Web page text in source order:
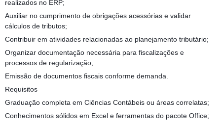
realizados no ERP;
Auxiliar no cumprimento de obrigações acessórias e validar
cálculos de tributos;
Contribuir em atividades relacionadas ao planejamento tributário;
Organizar documentação necessária para fiscalizações e
processos de regularização;
Emissão de documentos fiscais conforme demanda.
Requisitos
Graduação completa em Ciências Contábeis ou áreas correlatas;
Conhecimentos sólidos em Excel e ferramentas do pacote Office;